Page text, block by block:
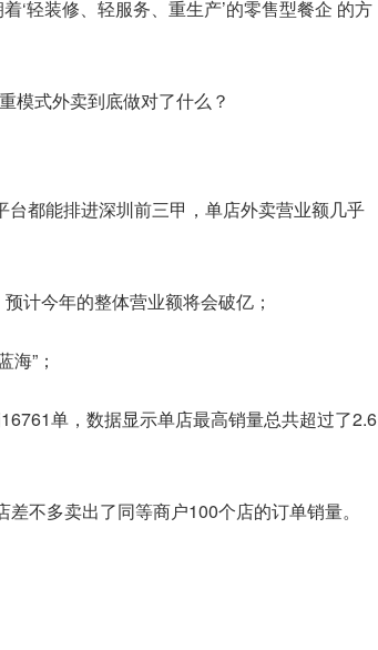
‘轻装修、轻服务、重生产’的零售型餐企 的方
模式外卖到底做对了什么？
台都能排进深圳前三甲，单店外卖营业额几乎
计今年的整体营业额将会破亿；
”；
单，数据显示单店最高销量总共超过了2.6
不多卖出了同等商户100个店的订单销量。